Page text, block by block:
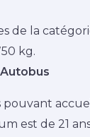
de la
kg.
pouvant
est de 21